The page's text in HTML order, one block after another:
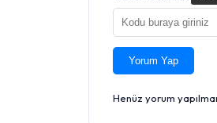
Yorum Yap
Henüz yorum